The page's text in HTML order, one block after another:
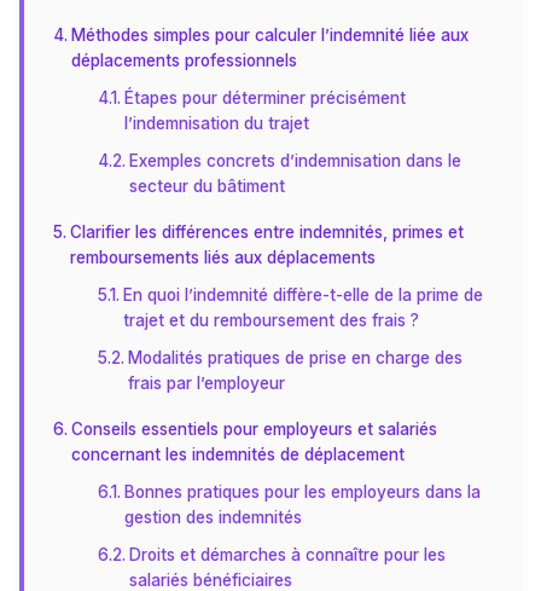
Méthodes simples pour calculer l’indemnité liée aux
déplacements professionnels
Étapes pour déterminer précisément
l’indemnisation du trajet
Exemples concrets d’indemnisation dans le
secteur du bâtiment
Clarifier les différences entre indemnités, primes et
remboursements liés aux déplacements
En quoi l’indemnité diffère-t-elle de la prime de
trajet et du remboursement des frais ?
Modalités pratiques de prise en charge des
frais par l’employeur
Conseils essentiels pour employeurs et salariés
concernant les indemnités de déplacement
Bonnes pratiques pour les employeurs dans la
gestion des indemnités
Droits et démarches à connaître pour les
salariés bénéficiaires